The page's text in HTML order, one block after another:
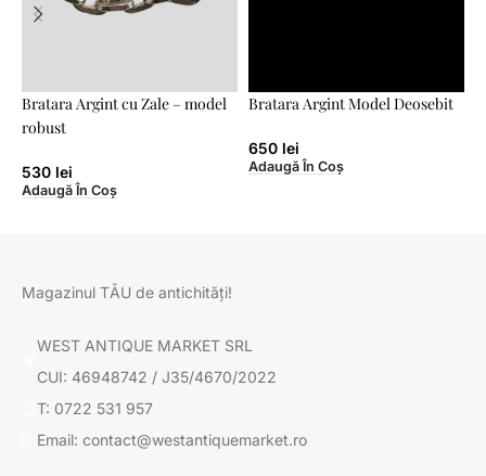
Bratara Argint cu Zale – model
robust
530 lei
Adaugă În Coș
Bratara Argint Model Deosebit
650 lei
Adaugă În Coș
Magazinul TĂU de antichități!
WEST ANTIQUE MARKET SRL
CUI: 46948742 / J35/4670/2022
T: 0722 531 957
Email: contact@westantiquemarket.ro